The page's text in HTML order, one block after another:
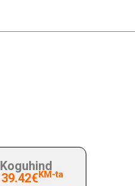
Koguhind
39.42€KM-ta